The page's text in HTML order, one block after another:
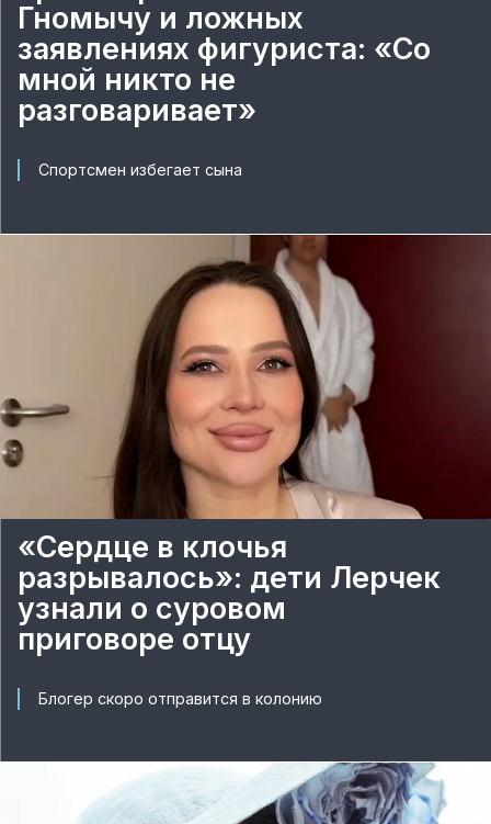
Гномычу и ложных
заявлениях фигуриста: «Со
мной никто не
разговаривает»
Спортсмен избегает сына
«Сердце в клочья
разрывалось»: дети Лерчек
узнали о суровом
приговоре отцу
Блогер скоро отправится в колонию